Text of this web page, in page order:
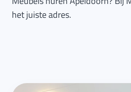
het juiste adres.